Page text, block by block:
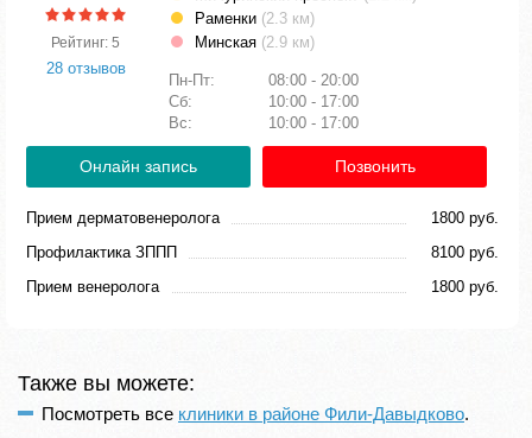
Рейтинг: 5
28 отзывов
Раменки (2.3 км)
Минская (2.9 км)
Пн-Пт:
08:00 - 20:00
Сб:
10:00 - 17:00
Вс:
10:00 - 17:00
Онлайн запись Позвонить
Прием дерматовенеролога
1800 руб.
Профилактика ЗППП
8100 руб.
Прием венеролога
1800 руб.
Также вы можете:
Посмотреть все клиники в районе Фили-Давыдково.